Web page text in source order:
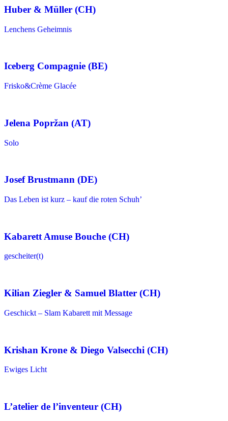
Huber & Müller (CH)
Lenchens Geheimnis
Iceberg Compagnie (BE)
Frisko&Crème Glacée
Jelena Popržan (AT)
Solo
Josef Brustmann (DE)
Das Leben ist kurz – kauf die roten Schuh’
Kabarett Amuse Bouche (CH)
gescheiter(t)
Kilian Ziegler & Samuel Blatter (CH)
Geschickt – Slam Kabarett mit Message
Krishan Krone & Diego Valsecchi (CH)
Ewiges Licht
L’atelier de l’inventeur (CH)